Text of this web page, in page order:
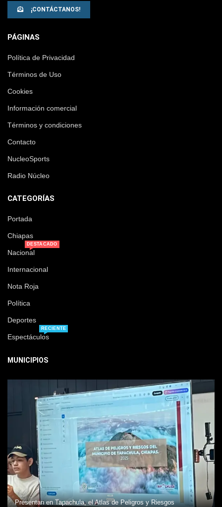
¡CONTÁCTANOS!
PÁGINAS
Política de Privacidad
Términos de Uso
Cookies
Información comercial
Términos y condiciones
Contacto
NucleoSports
Radio Núcleo
CATEGORÍAS
Portada
Chiapas
Nacional
DESTACADO
Internacional
Nota Roja
Política
Deportes
Espectáculos
RECIENTE
MUNICIPIOS
Presentan en Tapachula, el Atlas de Peligros y Riesgos